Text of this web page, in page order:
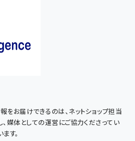
お届けできるのは、ネットショップ担当
媒体としての運営にご協力くださってい
す。